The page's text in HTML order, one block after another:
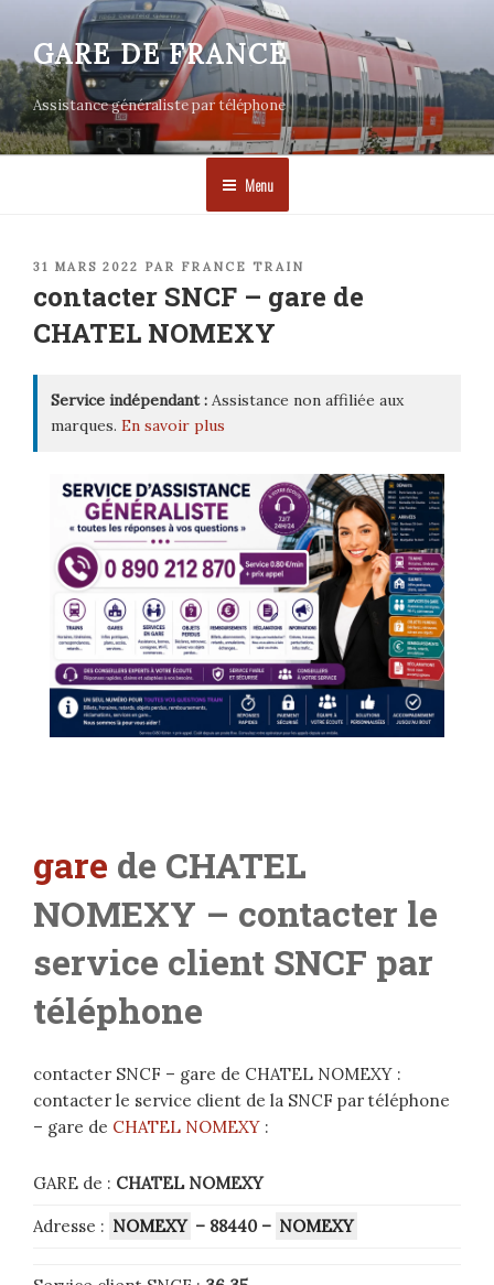
contenu
principal
GARE DE FRANCE
Assistance généraliste par téléphone
Menu
PUBLIÉ
31 MARS 2022 PAR FRANCE TRAIN
contacter SNCF – gare de
CHATEL NOMEXY
Service indépendant : Assistance non affiliée aux
marques. En savoir plus
gare de CHATEL
NOMEXY – contacter le
service client SNCF par
téléphone
contacter SNCF – gare de CHATEL NOMEXY :
contacter le service client de la SNCF par téléphone
– gare de CHATEL NOMEXY :
GARE de : CHATEL NOMEXY
Adresse : NOMEXY – 88440 – NOMEXY